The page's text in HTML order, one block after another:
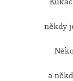
někdy
a